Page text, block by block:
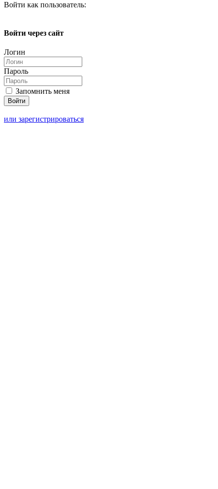
Войти как пользователь:
Войти через сайт
Логин
Пароль
Запомнить меня
или зарегистрироваться